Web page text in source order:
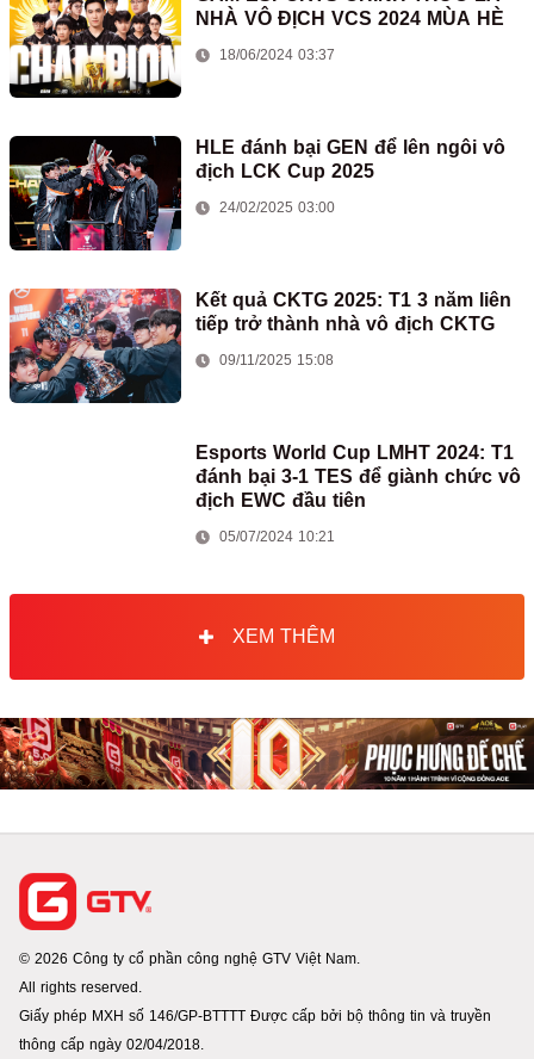
NHÀ VÔ ĐỊCH VCS 2024 MÙA HÈ
18/06/2024 03:37
HLE đánh bại GEN để lên ngôi vô
địch LCK Cup 2025
24/02/2025 03:00
Kết quả CKTG 2025: T1 3 năm liên
tiếp trở thành nhà vô địch CKTG
09/11/2025 15:08
Esports World Cup LMHT 2024: T1
đánh bại 3-1 TES để giành chức vô
địch EWC đầu tiên
05/07/2024 10:21
XEM THÊM
© 2026 Công ty cổ phần công nghệ GTV Việt Nam.
All rights reserved.
Giấy phép MXH số 146/GP-BTTTT Được cấp bởi bộ thông tin và truyền
thông cấp ngày 02/04/2018.